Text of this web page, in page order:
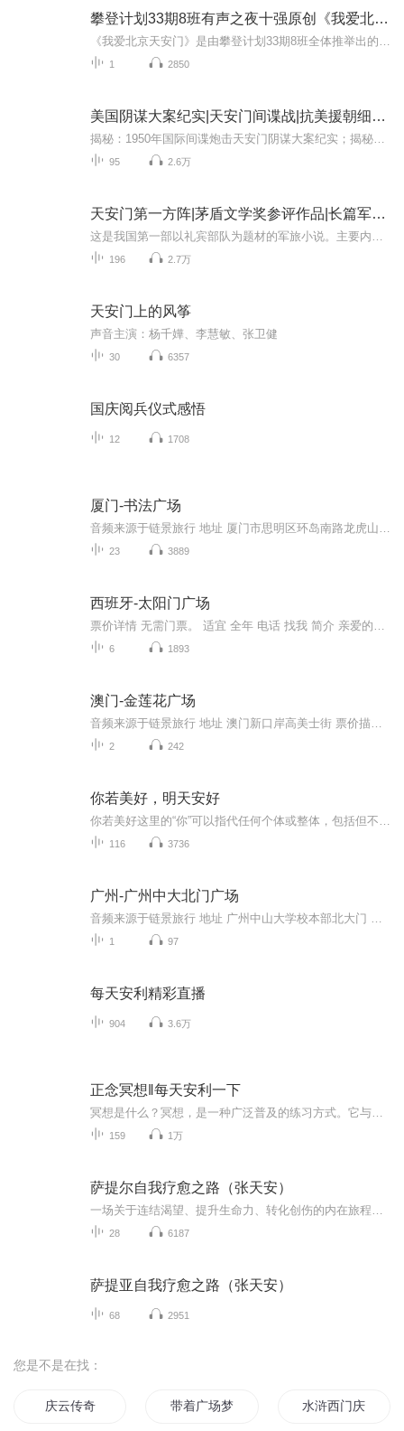
攀登计划33期8班有声之夜十强原创《我爱北京天安门》
1 2850
美国阴谋大案纪实|天安门间谍战|抗美援朝细菌战
95 2.6万
天安门第一方阵|茅盾文学奖参评作品|长篇军事小说
196 2.7万
天安门上的风筝
声音主演：杨千嬅、李慧敏、张卫健
30 6357
国庆阅兵仪式感悟
12 1708
厦门-书法广场
23 3889
西班牙-太阳门广场
6 1893
澳门-金莲花广场
2 242
你若美好，明天安好
116 3736
广州-广州中大北门广场
1 97
每天安利精彩直播
904 3.6万
正念冥想‖每天安利一下
159 1万
萨提尔自我疗愈之路（张天安）
28 6187
萨提亚自我疗愈之路（张天安）
68 2951
您是不是在找：
庆云传奇 带着广场梦红楼 水浒西门庆